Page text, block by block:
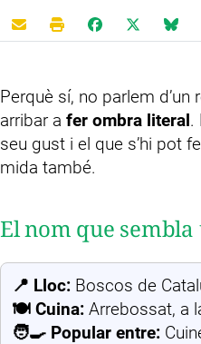
Perquè sí, no parlem
arribar a fer ombra literal.
seu gust i el que s’hi pot
mida també.
El nom que
📍 Lloc: Boscos de
🍽️ Cuina: Arrebossat, a
🧑‍🍳 Popular entre: